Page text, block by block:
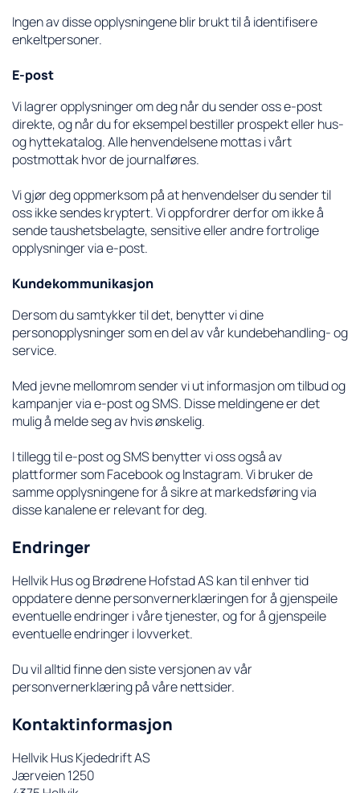
Ingen av disse opplysningene blir brukt til å identifisere
enkeltpersoner.
E-post
Vi lagrer opplysninger om deg når du sender oss e-post
direkte, og når du for eksempel bestiller prospekt eller hus-
og hyttekatalog. Alle henvendelsene mottas i vårt
postmottak hvor de journalføres.
Vi gjør deg oppmerksom på at henvendelser du sender til
oss ikke sendes kryptert. Vi oppfordrer derfor om ikke å
sende taushetsbelagte, sensitive eller andre fortrolige
opplysninger via e-post.
Kundekommunikasjon
Dersom du samtykker til det, benytter vi dine
personopplysninger som en del av vår kundebehandling- og
service.
Med jevne mellomrom sender vi ut informasjon om tilbud og
kampanjer via e-post og SMS. Disse meldingene er det
mulig å melde seg av hvis ønskelig.
I tillegg til e-post og SMS benytter vi oss også av
plattformer som Facebook og Instagram. Vi bruker de
samme opplysningene for å sikre at markedsføring via
disse kanalene er relevant for deg.
Endringer
Hellvik Hus og Brødrene Hofstad AS kan til enhver tid
oppdatere denne personvernerklæringen for å gjenspeile
eventuelle endringer i våre tjenester, og for å gjenspeile
eventuelle endringer i lovverket.
Du vil alltid finne den siste versjonen av vår
personvernerklæring på våre nettsider.
Kontaktinformasjon
Hellvik Hus Kjededrift AS
Jærveien 1250